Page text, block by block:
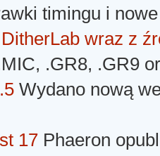
timingu i
wraz z
.GR8, .GR9
Wydano nową
17 Phaeron